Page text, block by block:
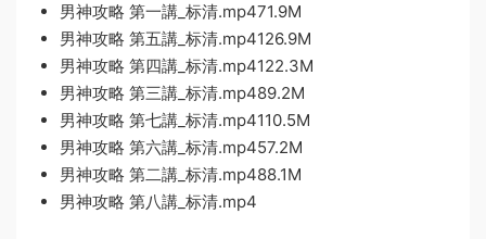
男神攻略 第一講_标清.mp471.9M
男神攻略 第五講_标清.mp4126.9M
男神攻略 第四講_标清.mp4122.3M
男神攻略 第三講_标清.mp489.2M
男神攻略 第七講_标清.mp4110.5M
男神攻略 第六講_标清.mp457.2M
男神攻略 第二講_标清.mp488.1M
男神攻略 第八講_标清.mp4